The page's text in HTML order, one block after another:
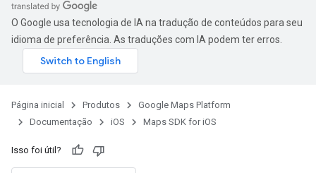
O Google usa tecnologia de IA na tradução de conteúdos para seu
idioma de preferência. As traduções com IA podem ter erros.
Página inicial Produtos
Google Maps Platform
Documentação
iOS Maps SDK for iOS
Isso foi útil?